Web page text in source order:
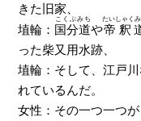
きた旧家、
埴輪： 国分道
こくぶみち
や帝釈
たいしゃく
った柴又用水跡、
埴輪：そして、江戸
れているんだ。
女性：その一つ一つ